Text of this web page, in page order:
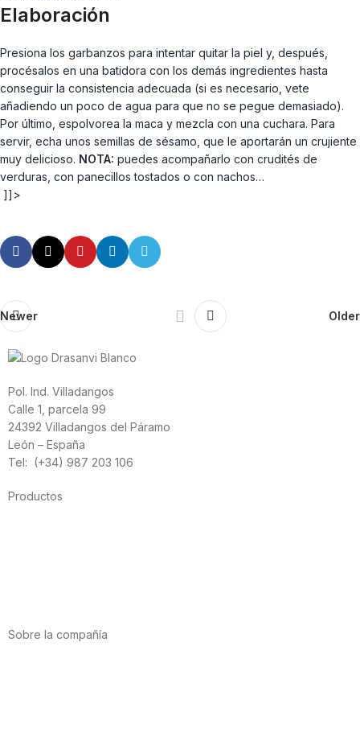
Elaboración
Presiona los garbanzos para intentar quitar la piel y, después,
procésalos en una batidora con los demás ingredientes hasta
conseguir la consistencia adecuada (si es necesario, vete
añadiendo un poco de agua para que no se pegue demasiado).
Por último, espolvorea la maca y mezcla con una cuchara. Para
servir, echa unos semillas de sésamo, que le aportarán un crujiente
muy delicioso. NOTA: puedes acompañarlo con crudités de
verduras, con panecillos tostados o con nachos…
]]>
Newer Older
Pol. Ind. Villadangos
Calle 1, parcela 99
24392 Villadangos del Páramo
León – España
Tel: (+34) 987 203 106
Productos
Sobre la compañía